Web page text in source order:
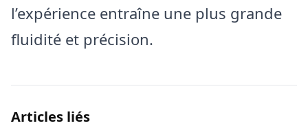
l’expérience entraîne une plus grande
fluidité et précision.
Articles liés